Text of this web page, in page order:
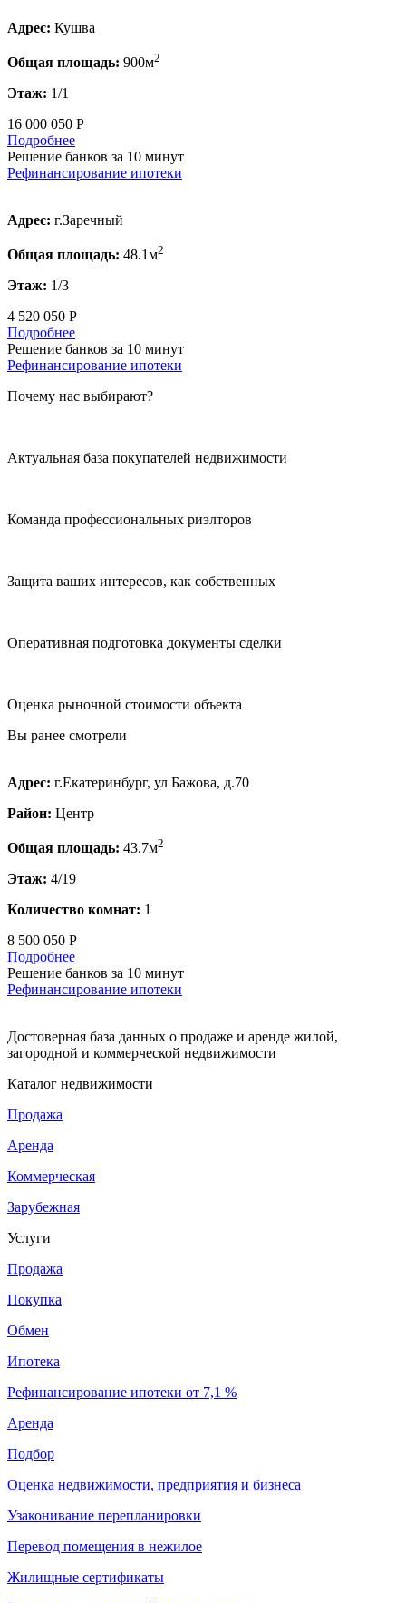
Адрес: Кушва
Общая площадь: 900м2
Этаж: 1/1
16 000 050 Р
Подробнее
Решение банков за 10 минут
Рефинансирование ипотеки
Адрес: г.Заречный
Общая площадь: 48.1м2
Этаж: 1/3
4 520 050 Р
Подробнее
Решение банков за 10 минут
Рефинансирование ипотеки
Почему нас выбирают?
Актуальная база покупателей недвижимости
Команда профессиональных риэлторов
Защита ваших интересов, как собственных
Оперативная подготовка документы сделки
Оценка рыночной стоимости объекта
Вы ранее смотрели
Адрес: г.Екатеринбург, ул Бажова, д.70
Район: Центр
Общая площадь: 43.7м2
Этаж: 4/19
Количество комнат: 1
8 500 050 Р
Подробнее
Решение банков за 10 минут
Рефинансирование ипотеки
Достоверная база данных о продаже и аренде жилой,
загородной и коммерческой недвижимости
Каталог недвижимости
Продажа
Аренда
Коммерческая
Зарубежная
Услуги
Продажа
Покупка
Обмен
Ипотека
Рефинансирование ипотеки от 7,1 %
Аренда
Подбор
Оценка недвижимости, предприятия и бизнеса
Узаконивание перепланировки
Перевод помещения в нежилое
Жилищные сертификаты